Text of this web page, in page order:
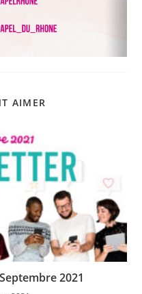
AIMER
2021